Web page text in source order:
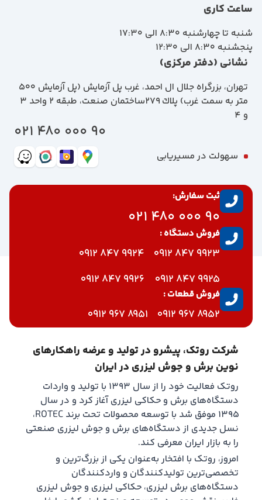
ساعت کاری
شنبه تا چهارشنبه 8:30 الی 17:30
پنجشنبه 8:30 الی 12:30
نشانی (دفتر مرکزی)
تهران، بزرگراه جلال ال احمد، غرب پل آزمايش (پل آزمايش ٥٠٠
متر به سمت غرب) پلاك 279ساختمان صنعت، طبقه 2 واحد 3
و 4
90 000 480 021
سهولت در مسیریابی
ثبت سفارش:
90 000 480 021
فروش دستگاه :
9923 847 0912
9924 847 0912
9925 847 0912
9926 847 0912
فروش قطعات :
8952 967 0912
8951 967 0912
شرکت روتک، پیشرو در تولید و عرضه راهکارهای
نوین برش و جوش لیزری در ایران
روتک فعالیت خود را از سال ۱۳۹۳ با تولید و واردات
دستگاه‌های برش و حکاکی لیزری آغاز کرد و در سال
۱۳۹۵ موفق شد با توسعه محصولات تحت برند ROTEC،
نسل جدیدی از دستگاه‌های برش و جوش لیزری صنعتی
را به بازار ایران معرفی کند.
امروز، روتک با افتخار به‌عنوان یکی از بزرگ‌ترین و
تخصصی‌ترین تولیدکنندگان و واردکنندگان
دستگاه‌های برش لیزری، حکاکی لیزری و جوش لیزری